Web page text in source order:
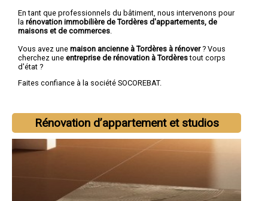
En tant que professionnels du bâtiment, nous intervenons pour
la rénovation immobilière de Tordères d'appartements, de
maisons et de commerces
Vous avez une maison ancienne à Tordères à rénover? Vous
cherchez une entreprise de rénovation à Tordèrestout corps
d'état ?
Faites confiance à la société SOCOREBAT.
Rénovation d’appartement et studios